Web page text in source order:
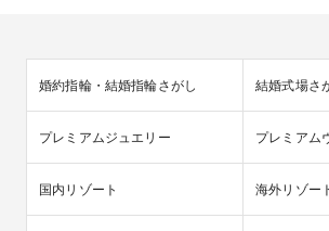
婚約指輪・結婚指輪さがし 結婚式場さ
プレミアムジュエリー プレミアム
国内リゾート 海外リゾー